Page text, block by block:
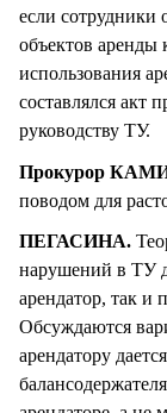
если сотрудники
объектов аренды
использования
составлялся акт
руководству ТУ.
Прокурор
поводом для
ПЕГАСИНА.
нарушений в ТУ
арендатор, так и
Обсуждаются
арендатору